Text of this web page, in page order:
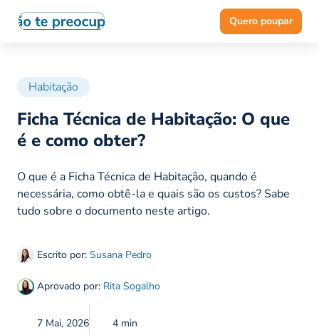
Quero poupar
Habitação
Ficha Técnica de Habitação: O que
é e como obter?
Escrito por: Susana Pedro
Aprovado por: Rita Sogalho
7 Mai, 2026 4 min
O que é a Ficha Técnica de Habitação, quando é
necessária, como obtê-la e quais são os custos? Sabe
tudo sobre o documento neste artigo.